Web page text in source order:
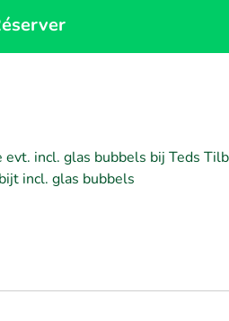
incl. glas bubbels bij Teds
incl. glas bubbels